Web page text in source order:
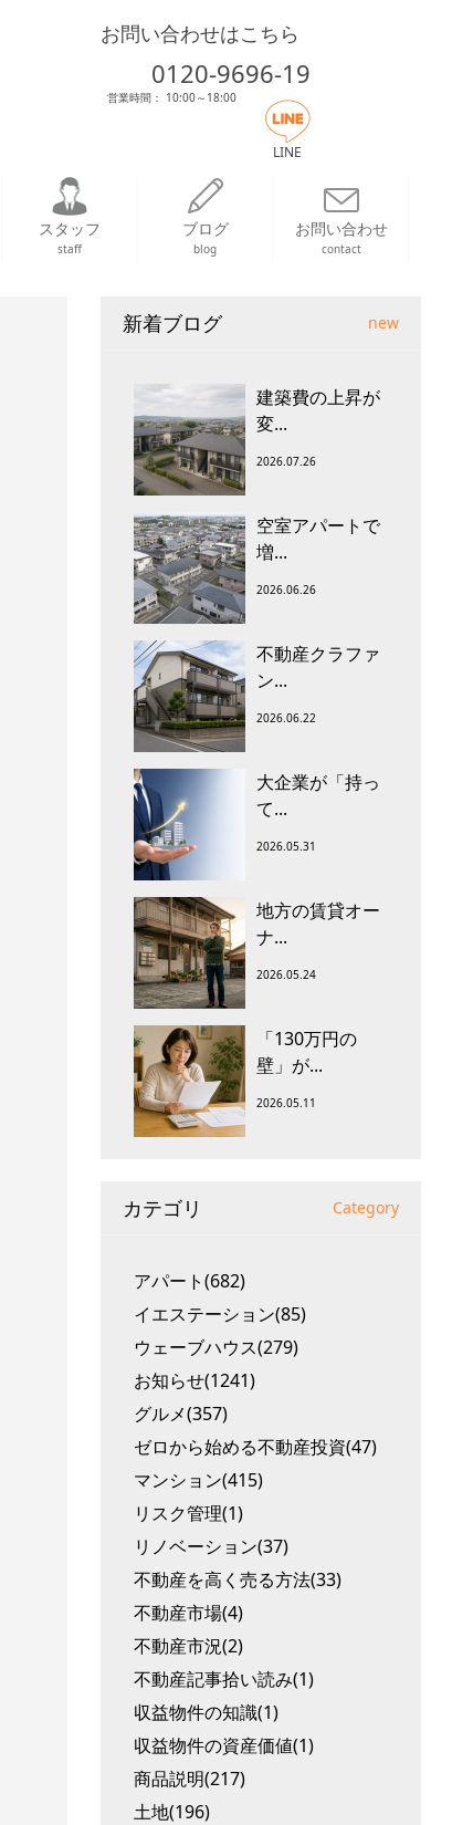
お問い合わせはこちら
0120-9696-19
営業時間： 10:00～18:00
LINE
スタッフ
staff
ブログ
blog
お問い合わせ
contact
新着ブログ new
建築費の上昇が
変...
2026.07.26
空室アパートで
増...
2026.06.26
不動産クラファ
ン...
2026.06.22
大企業が「持っ
て...
2026.05.31
地方の賃貸オー
ナ...
2026.05.24
「130万円の
壁」が...
2026.05.11
カテゴリ Category
アパート(682)
イエステーション(85)
ウェーブハウス(279)
お知らせ(1241)
グルメ(357)
ゼロから始める不動産投資(47)
マンション(415)
リスク管理(1)
リノベーション(37)
不動産を高く売る方法(33)
不動産市場(4)
不動産市況(2)
不動産記事拾い読み(1)
収益物件の知識(1)
収益物件の資産価値(1)
商品説明(217)
土地(196)